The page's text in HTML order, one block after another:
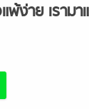
ง่าย เรามา